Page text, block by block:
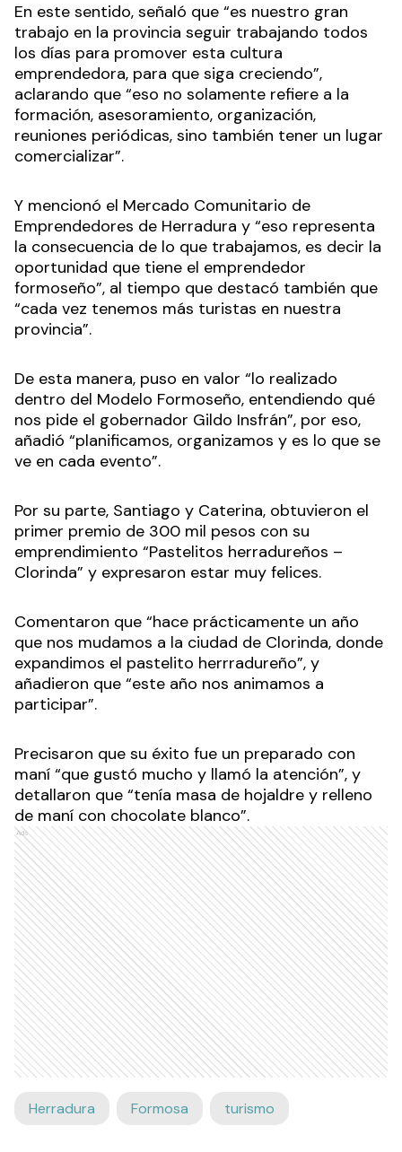
En este sentido, señaló que “es nuestro gran
trabajo en la provincia seguir trabajando todos
los días para promover esta cultura
emprendedora, para que siga creciendo”,
aclarando que “eso no solamente refiere a la
formación, asesoramiento, organización,
reuniones periódicas, sino también tener un lugar
comercializar”.
Y mencionó el Mercado Comunitario de
Emprendedores de Herradura y “eso representa
la consecuencia de lo que trabajamos, es decir la
oportunidad que tiene el emprendedor
formoseño”, al tiempo que destacó también que
“cada vez tenemos más turistas en nuestra
provincia”.
De esta manera, puso en valor “lo realizado
dentro del Modelo Formoseño, entendiendo qué
nos pide el gobernador Gildo Insfrán”, por eso,
añadió “planificamos, organizamos y es lo que se
ve en cada evento”.
Por su parte, Santiago y Caterina, obtuvieron el
primer premio de 300 mil pesos con su
emprendimiento “Pastelitos herradureños –
Clorinda” y expresaron estar muy felices.
Comentaron que “hace prácticamente un año
que nos mudamos a la ciudad de Clorinda, donde
expandimos el pastelito herrradureño”, y
añadieron que “este año nos animamos a
participar”.
Precisaron que su éxito fue un preparado con
maní “que gustó mucho y llamó la atención”, y
detallaron que “tenía masa de hojaldre y relleno
de maní con chocolate blanco”.
Ads
Herradura Formosa turismo